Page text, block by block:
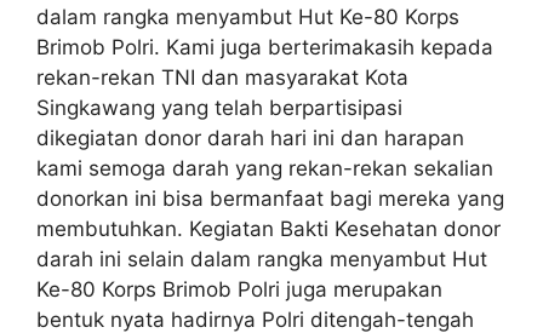
dalam rangka menyambut Hut Ke-80 Korps
Brimob Polri. Kami juga berterimakasih kepada
rekan-rekan TNI dan masyarakat Kota
Singkawang yang telah berpartisipasi
dikegiatan donor darah hari ini dan harapan
kami semoga darah yang rekan-rekan sekalian
donorkan ini bisa bermanfaat bagi mereka yang
membutuhkan. Kegiatan Bakti Kesehatan donor
darah ini selain dalam rangka menyambut Hut
Ke-80 Korps Brimob Polri juga merupakan
bentuk nyata hadirnya Polri ditengah-tengah